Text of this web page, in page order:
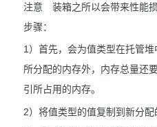
注意 装箱之所以会带来性能
步骤：
1）首先，会为值类型在托管
所分配的内存外，内存总量还
引所占用的内存。
2）将值类型的值复制到新分配